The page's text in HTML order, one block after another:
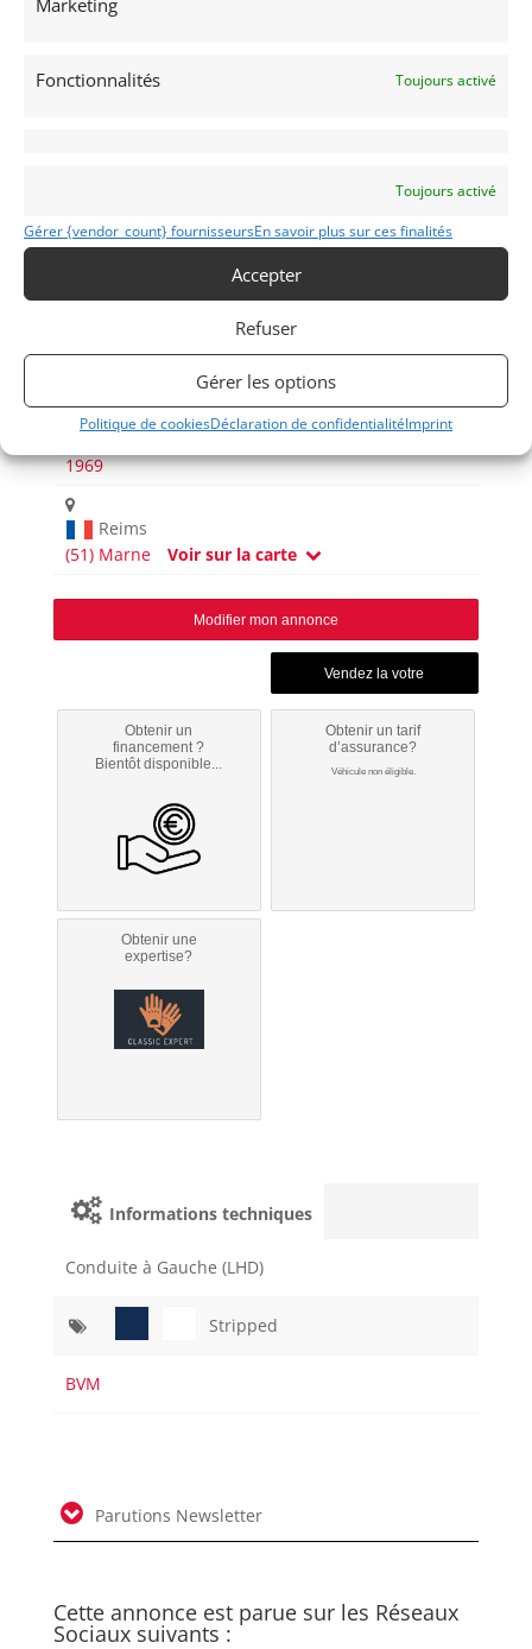
Marketing
Fonctionnalités Toujours activé
Toujours activé
Gérer {vendor_count} fournisseursEn savoir plus sur ces finalités
Accepter
Refuser
Gérer les options
Politique de cookiesDéclaration de confidentialitéImprint
AUTO
Voitures de collection
R8
1969
Reims
(51) Marne
Voir sur la carte
Modifier mon annonce
Obtenir un
financement ?
Bientôt disponible...
Obtenir un tarif
d’assurance?
Véhicule non éligible.
Obtenir une
expertise?
Informations techniques
Conduite à Gauche (LHD)
Stripped
BVM
Parutions Newsletter
Cette annonce est parue sur les Réseaux
Sociaux suivants :